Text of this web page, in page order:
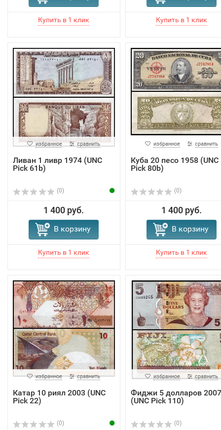
избранное сравнить
Ливан 1 ливр 1974 (UNC
Pick 61b)
(0)
1 400 руб.
В корзину
избранное сравнить
Куба 20 песо 1958 (UNC
Pick 80b)
(0)
1 400 руб.
В корзину
избранное сравнить
Катар 10 риял 2003 (UNC
Pick 22)
(0)
избранное сравнить
Фиджи 5 долларов 2007
(UNC Pick 110)
(0)